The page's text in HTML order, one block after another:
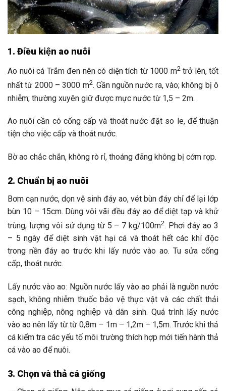
1. Điều kiện ao nuôi
Ao nuôi cá Trắm đen nên có diện tích từ 1000 m2trở lên, tốt
nhất từ 2000 – 3000 m2. Gần nguồn nước ra, vào; không bị ô
nhiễm; thường xuyên giữ được mực nước từ 1,5 – 2m.
Ao nuôi cần có cống cấp và thoát nước đặt so le, để thuận
tiện cho việc cấp và thoát nước.
Bờ ao chắc chắn, không rò rỉ, thoáng đãng không bị cớm rợp.
2. Chuẩn bị ao nuôi
Bơm cạn nước, dọn vệ sinh đáy ao, vét bùn đáy chỉ để lại lớp
bùn 10 – 15cm. Dùng vôi vãi đều đáy ao để diệt tạp và khử
trùng, lượng vôi sử dụng từ 5 – 7 kg/100m2. Phơi đáy ao 3
– 5 ngày để diệt sinh vật hại cá và thoát hết các khí độc
trong nền đáy ao trước khi lấy nước vào ao. Tu sửa cống
cấp, thoát nước.
Lấy nước vào ao: Nguồn nước lấy vào ao phải là nguồn nước
sạch, không nhiễm thuốc bảo vệ thực vật và các chất thải
công nghiệp, nông nghiệp và dân sinh. Quá trình lấy nước
vào ao nên lấy từ từ 0,8m – 1m – 1,2m – 1,5m. Trước khi thả
cá kiểm tra các yếu tố môi trường thích hợp mới tiến hành thả
cá vào ao để nuôi.
3. Chọn và thả cá giống